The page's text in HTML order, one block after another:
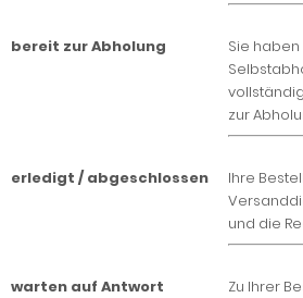
bereit zur Abholung
Sie
zur
erledigt / abgeschlossen
Ihre
und die
warten auf Antwort
Zu Ihrer